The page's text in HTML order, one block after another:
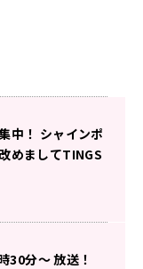
中！ シャインポ
めましてTINGS
30分～ 放送！